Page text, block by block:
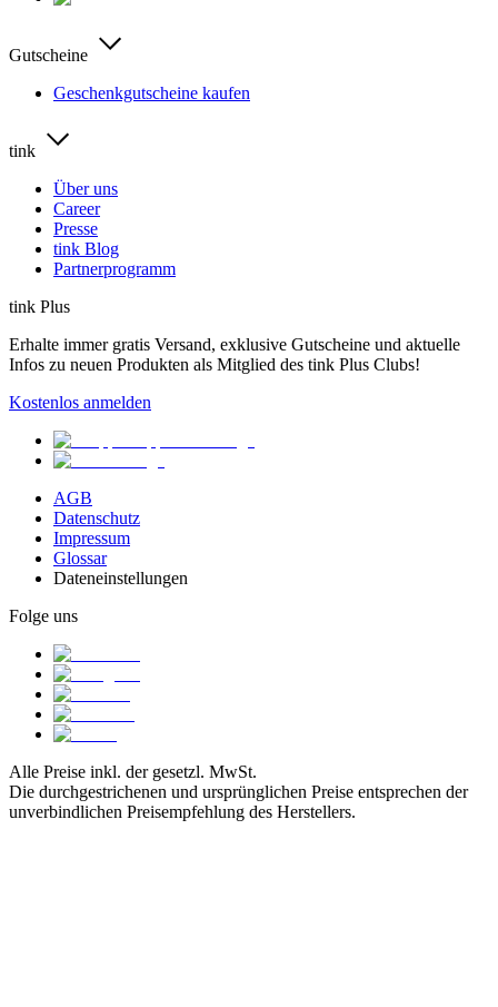
Gutscheine
Geschenkgutscheine kaufen
tink
Über uns
Career
Presse
tink Blog
Partnerprogramm
tink Plus
Erhalte immer gratis Versand, exklusive Gutscheine und aktuelle
Infos zu neuen Produkten als Mitglied des tink Plus Clubs!
Kostenlos anmelden
AGB
Datenschutz
Impressum
Glossar
Dateneinstellungen
Folge uns
Alle Preise inkl. der gesetzl. MwSt.
Die durchgestrichenen und ursprünglichen Preise entsprechen der
unverbindlichen Preisempfehlung des Herstellers.